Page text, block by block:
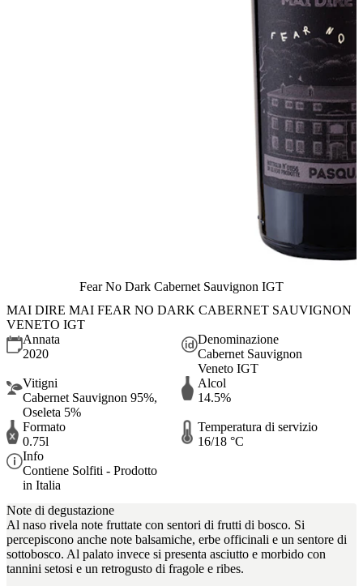
Fear No Dark Cabernet Sauvignon IGT
MAI DIRE MAI FEAR NO DARK CABERNET SAUVIGNON
VENETO IGT
Annata
2020
Denominazione
Cabernet Sauvignon
Veneto IGT
Vitigni
Cabernet Sauvignon 95%,
Oseleta 5%
Alcol
14.5%
Formato
0.75l
Temperatura di servizio
16/18 °C
Info
Contiene Solfiti - Prodotto
in Italia
Note di degustazione
Al naso rivela note fruttate con sentori di frutti di bosco. Si
percepiscono anche note balsamiche, erbe officinali e un sentore di
sottobosco. Al palato invece si presenta asciutto e morbido con
tannini setosi e un retrogusto di fragole e ribes.